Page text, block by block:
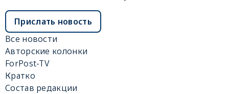
Прислать новость
Все новости
Авторские колонки
ForPost-TV
Кратко
Состав редакции